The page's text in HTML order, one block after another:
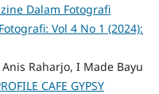
Dalam Fotografi
Vol 4 No 1 (2024):
Raharjo, I Made Bayu
CAFE GYPSY